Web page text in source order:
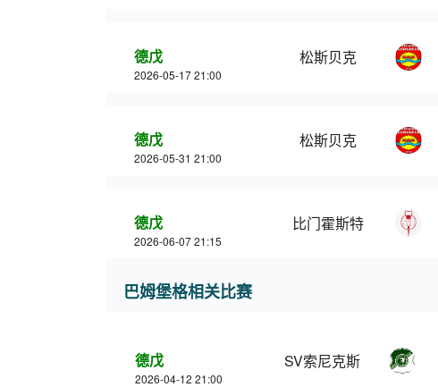
德戊
2026-05-17 21:00
松斯贝克
德戊
2026-05-31 21:00
松斯贝克
德戊
2026-06-07 21:15
比门霍斯特
巴姆堡格相关比赛
德戊
2026-04-12 21:00
SV索尼克斯